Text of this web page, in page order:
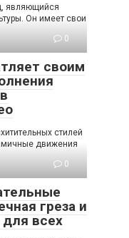
являющийся
Он имеет свои
0
своим
стилей
движения
0
греза и
всех